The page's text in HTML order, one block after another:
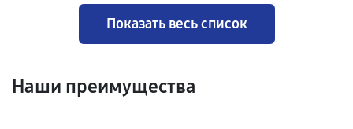
Показать весь список
Наши преимущества